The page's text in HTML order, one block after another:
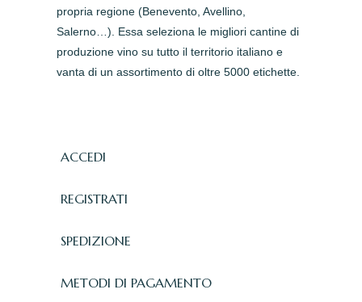
propria regione (Benevento, Avellino,
Salerno…). Essa seleziona le migliori cantine di
produzione vino su tutto il territorio italiano e
vanta di un assortimento di oltre 5000 etichette.
ACCEDI
REGISTRATI
SPEDIZIONE
METODI DI PAGAMENTO